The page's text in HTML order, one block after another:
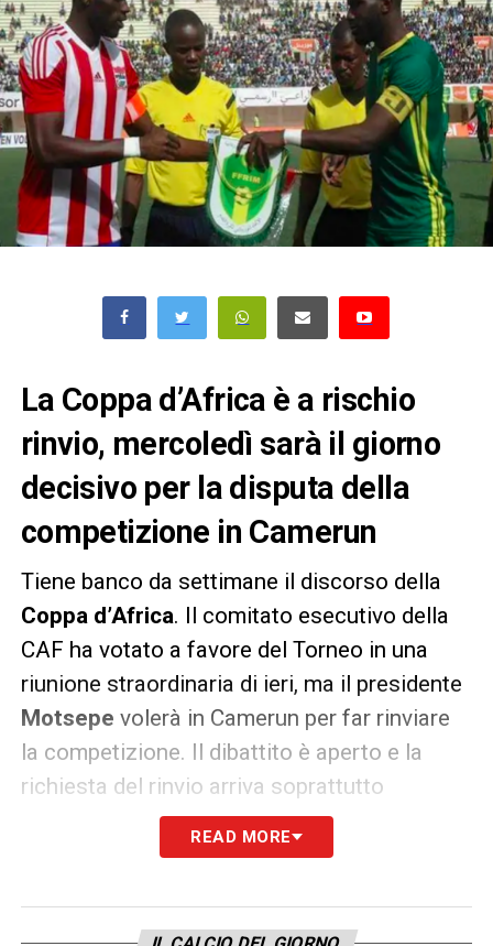
La Coppa d’Africa è a rischio
rinvio, mercoledì sarà il giorno
decisivo per la disputa della
competizione in Camerun
Tiene banco da settimane il discorso della
Coppa d’Africa. Il comitato esecutivo della
CAF ha votato a favore del Torneo in una
riunione straordinaria di ieri, ma il presidente
Motsepe volerà in Camerun per far rinviare
la competizione. Il dibattito è aperto e la
richiesta del rinvio arriva soprattutto
logistiche e sanitarie vista la situazione
READ MORE